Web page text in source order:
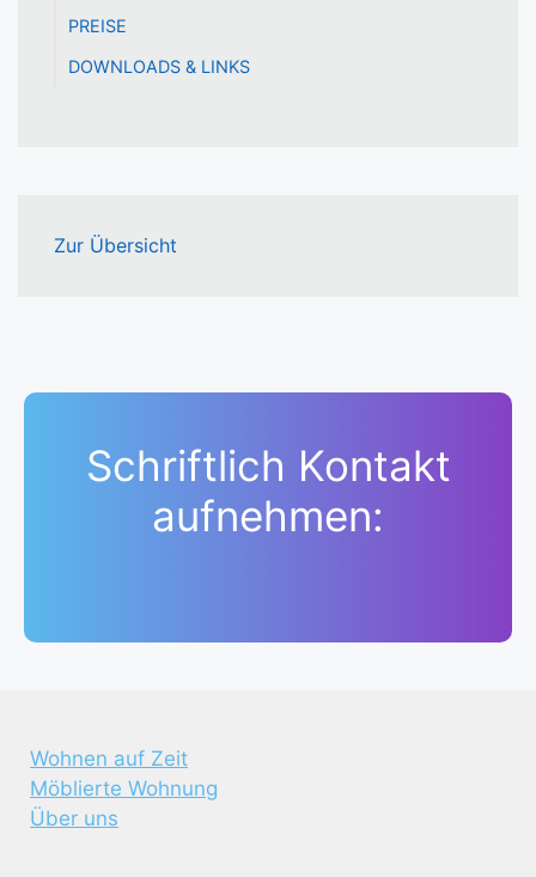
PREISE
DOWNLOADS & LINKS
Zur Übersicht
Schriftlich Kontakt
aufnehmen:
Wohnen auf Zeit
Möblierte Wohnung
Über uns